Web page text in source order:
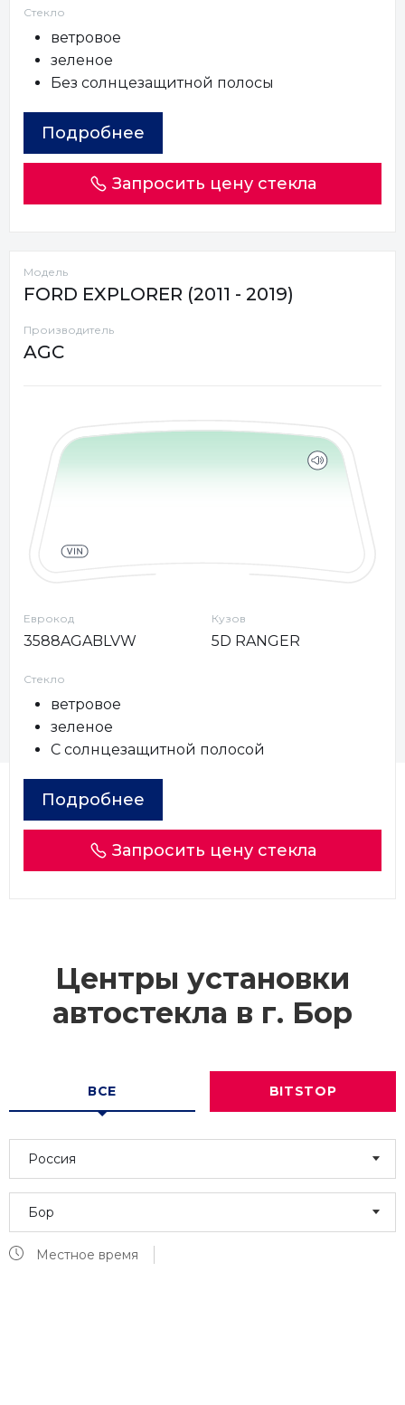
Стекло
ветровое
зеленое
Без солнцезащитной полосы
Подробнее
Запросить цену стекла
Модель
FORD EXPLORER (2011 - 2019)
Производитель
AGC
Еврокод
3588AGABLVW
Кузов
5D RANGER
Стекло
ветровое
зеленое
С солнцезащитной полосой
Подробнее
Запросить цену стекла
Центры установки
автостекла в г. Бор
ВСЕ BITSTOP
Россия
Бор
Местное время